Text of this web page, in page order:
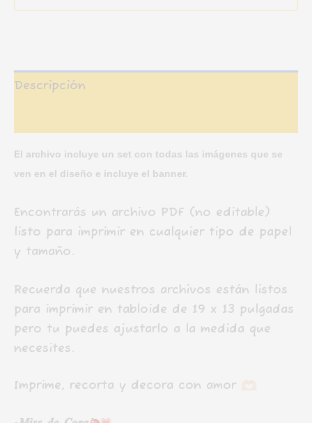
Descripción
El archivo incluye un set con todas las imágenes que se
ven en el diseño e incluye el banner.
Encontrarás un archivo PDF (no editable)
listo para imprimir en cualquier tipo de papel
y tamaño.
Recuerda que nuestros archivos están listos
para imprimir en tabloide de 19 x 13 pulgadas
pero tu puedes ajustarlo a la medida que
necesites.
Imprime, recorta y decora con amor